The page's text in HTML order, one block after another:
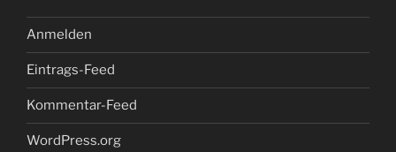
Anmelden
Eintrags-Feed
Kommentar-Feed
WordPress.org